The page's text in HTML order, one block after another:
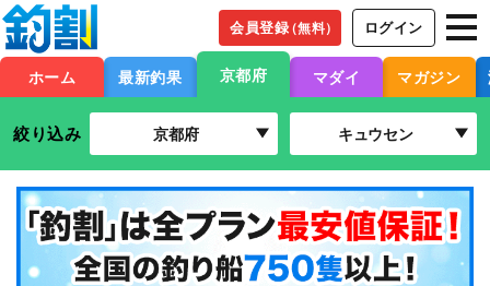
会員登録（無料） ログイン
ホーム 最新釣果 京都府 マダイ マガジン
絞り込み 京都府 キュウセン